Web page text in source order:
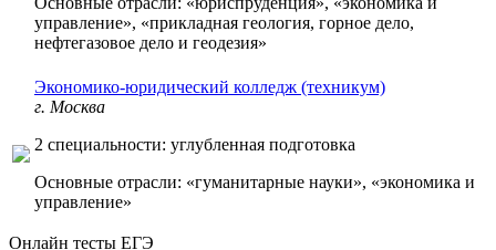
управление», «прикладная геология, горное дело,
нефтегазовое дело и геодезия»
Экономико-юридический колледж (техникум)
г. Москва
2 специальности: углубленная подготовка
Основные отрасли: «гуманитарные науки», «экономика и
управление»
Онлайн тесты ЕГЭ